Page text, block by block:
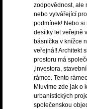
zodpovědnost, ale
nebo vytvářející
podmínek! Nebo si
desítky let veřejně
básnička v knížce
veřejná!! Architekt
prostoru má
,investora,
rámce. Tento
Mluvíme zde jak o
urbanistických
společenskou